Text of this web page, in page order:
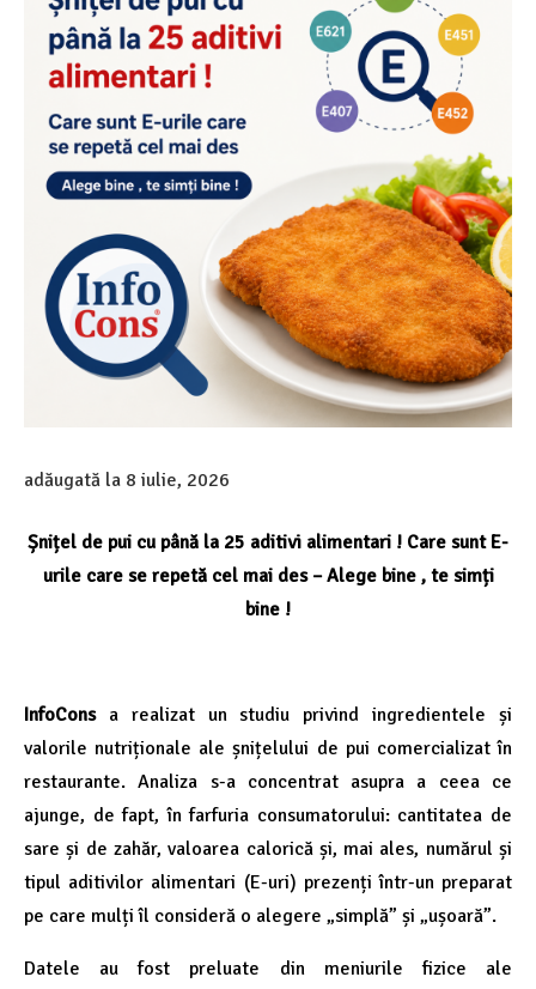
adăugată la 8 iulie, 2026
Șnițel de pui cu până la 25 aditivi alimentari ! Care sunt E-
urile care se repetă cel mai des – Alege bine , te simți
bine !
InfoCons a realizat un studiu privind ingredientele și
valorile nutriționale ale șnițelului de pui comercializat în
restaurante. Analiza s-a concentrat asupra a ceea ce
ajunge, de fapt, în farfuria consumatorului: cantitatea de
sare și de zahăr, valoarea calorică și, mai ales, numărul și
tipul aditivilor alimentari (E-uri) prezenți într-un preparat
pe care mulți îl consideră o alegere „simplă” și „ușoară”.
Datele au fost preluate din meniurile fizice ale